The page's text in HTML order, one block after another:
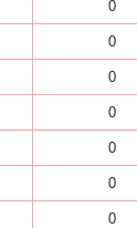
0
0
0
0
0
0
0